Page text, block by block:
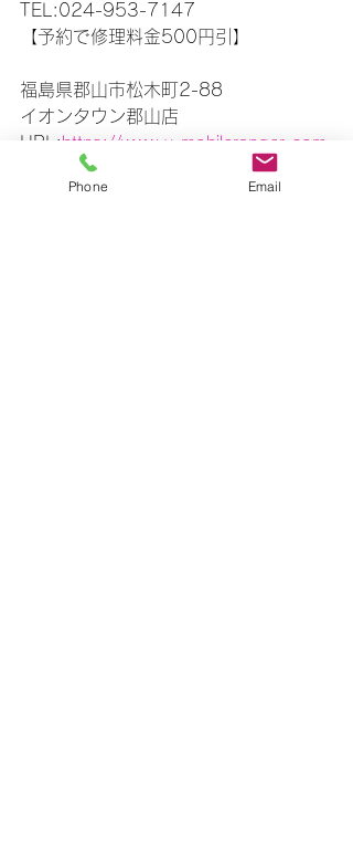
TEL:024-953-7147
【予約で修理料金500円引】
福島県郡山市松木町2-88
イオンタウン郡山店
URL:https://www.x-mobileranger.com
エックスモバイル店内に併設しおりま
Phone Email